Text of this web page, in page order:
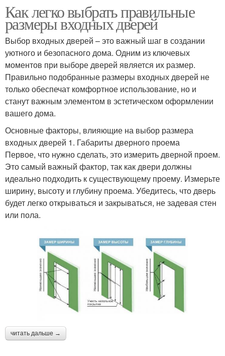
Как легко выбрать правильные
размеры входных дверей
Выбор входных дверей – это важный шаг в создании
уютного и безопасного дома. Одним из ключевых
моментов при выборе дверей является их размер.
Правильно подобранные размеры входных дверей не
только обеспечат комфортное использование, но и
станут важным элементом в эстетическом оформлении
вашего дома.
Основные факторы, влияющие на выбор размера
входных дверей 1. Габариты дверного проема
Первое, что нужно сделать, это измерить дверной проем.
Это самый важный фактор, так как двери должны
идеально подходить к существующему проему. Измерьте
ширину, высоту и глубину проема. Убедитесь, что дверь
будет легко открываться и закрываться, не задевая стен
или пола.
читать дальше →